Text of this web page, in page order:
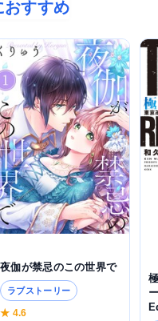
おすすめ
夜伽が禁忌のこの世界で
ラブストーリー
★ 4.6